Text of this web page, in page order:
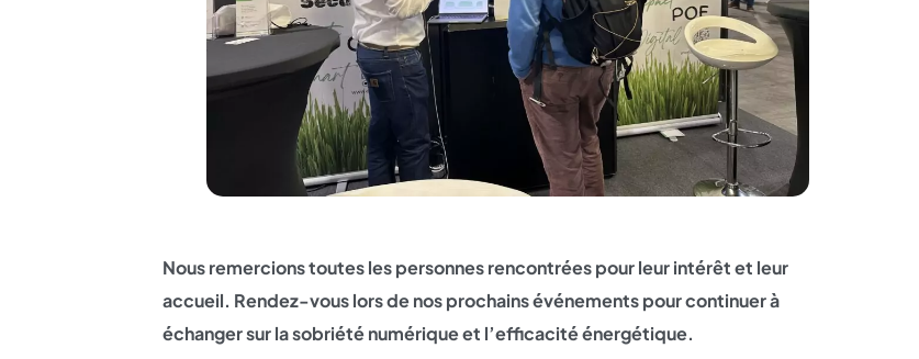
Nous remercions toutes les personnes rencontrées pour leur intérêt et leur
accueil. Rendez-vous lors de nos prochains événements pour continuer à
échanger sur la sobriété numérique et l’efficacité énergétique.